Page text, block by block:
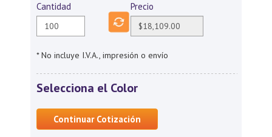
Cantidad Precio
* No incluye I.V.A., impresión o envío
Selecciona el Color
Continuar Cotización